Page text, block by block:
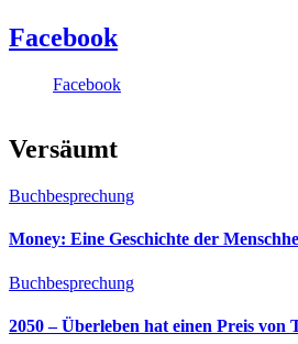
Facebook
Facebook
Versäumt
Buchbesprechung
Money: Eine Geschichte der
Buchbesprechung
2050 – Überleben hat einen Preis von